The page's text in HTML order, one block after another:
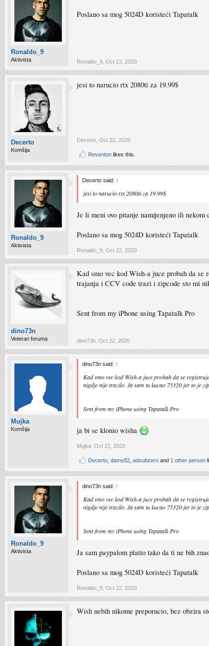
Ronaldo_9
Aktivista
Poslano sa mog 5024D koristeći Tapatalk
Ronaldo_9 Oct 22, 2020
Decerto
Komšija
jesi to narucio rtx 2080ti za 19.99$
Decerto Oct 22, 2020
Reventon likes this.
Ronaldo_9
Aktivista
Decerto said: ↑
jesi to narucio rtx 2080ti za 19.99$
Je li meni ovo pitanje namijenjeno ili nekom
Poslano sa mog 5024D koristeći Tapatalk
Ronaldo_9 Oct 22, 2020
dino73n
Veteran foruma
Kad smo vec kod Wish-a juce probah da
trajanja i CCV code trazi i zipcode sto mi
Sent from my iPhone using Tapatalk Pro
dino73n Oct 22, 2020
Mujka
Komšija
dino73n said: ↑
Kad smo vec kod Wish-a juce probah da se
nigdje nije trazilo. Ja sam tu kucao 75320 jer to je
Sent from my iPhone using Tapatalk Pro
ja bi se klonio wisha
Mujka Oct 22, 2020
Decerto dams82 adsubzero and 1 other person
Ronaldo_9
Aktivista
dino73n said: ↑
Kad smo vec kod Wish-a juce probah da se
nigdje nije trazilo. Ja sam tu kucao 75320 jer to je
Sent from my iPhone using Tapatalk Pro
Ja sam paypalom platio tako da ti ne bih
Poslano sa mog 5024D koristeći Tapatalk
Ronaldo_9 Oct 22, 2020
Wish nebih nikome preporucio, bez obzira